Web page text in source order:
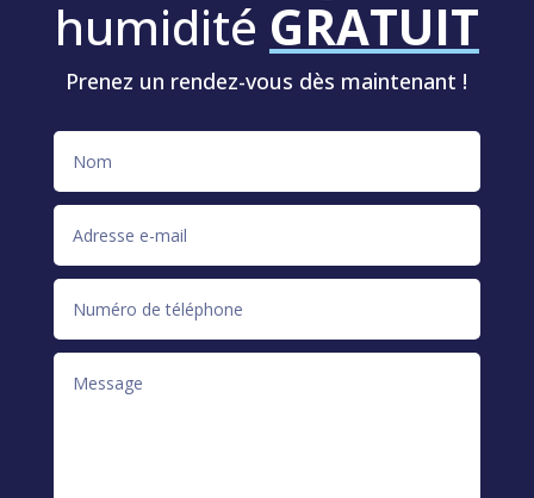
humidité GRATUIT
Prenez un rendez-vous dès maintenant !